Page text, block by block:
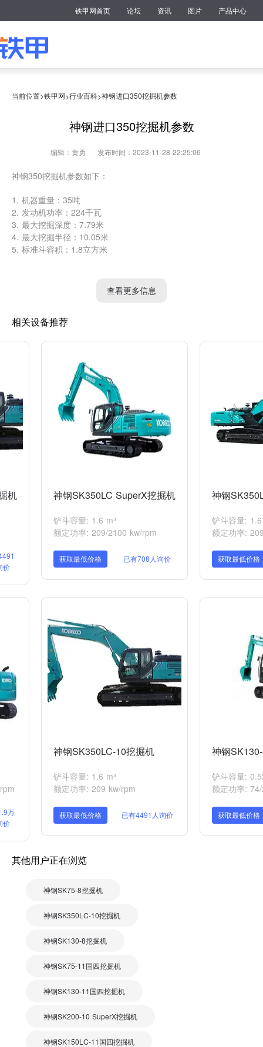
铁甲网首页 论坛 资讯 图片 产品中心
当前位置>铁甲网>行业百科>神钢进口350挖掘机参数
神钢进口350挖掘机参数
编辑：黄勇 发布时间：2023-11-28 22:25:06
神钢350挖掘机参数如下：
1. 机器重量：35吨
2. 发动机功率：224千瓦
3. 最大挖掘深度：7.79米
4. 最大挖掘半径：10.05米
5. 标准斗容积：1.8立方米
11. 最大输出流量：2x123升/分钟
13. 液压油箱容量：310升
14. 最大爬坡角度：35°
请注意，以上参数仅为参考，具体参数可能因不同型号或配置的不
同而有所变化。建议向神钢公司或经销商咨询获取更准确的参数信
息。
查看更多信息
相关设备推荐
机
价
神钢SK350LC SuperX挖掘机
铲斗容量: 1.6 m³
额定功率: 209/2100 kw/rpm
获取最低价格 已有708人询价
神钢
铲斗容量: 1.6
额定功率:
获取最低价格
万
价
神钢SK350LC-10挖掘机
铲斗容量: 1.6 m³
额定功率: 209 kw/rpm
获取最低价格 已有4491人询价
神钢
铲斗容量:
额定功率:
获取最低价格
其他用户正在浏览
神钢SK75-8挖掘机
神钢SK350LC-10挖掘机
神钢SK130-8挖掘机
神钢SK75-11国四挖掘机
神钢SK130-11国四挖掘机
神钢SK200-10 SuperX挖掘机
神钢SK150LC-11国四挖掘机